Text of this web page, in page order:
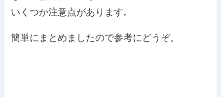
いくつか注意点があります。
簡単にまとめましたので参考にどうぞ。